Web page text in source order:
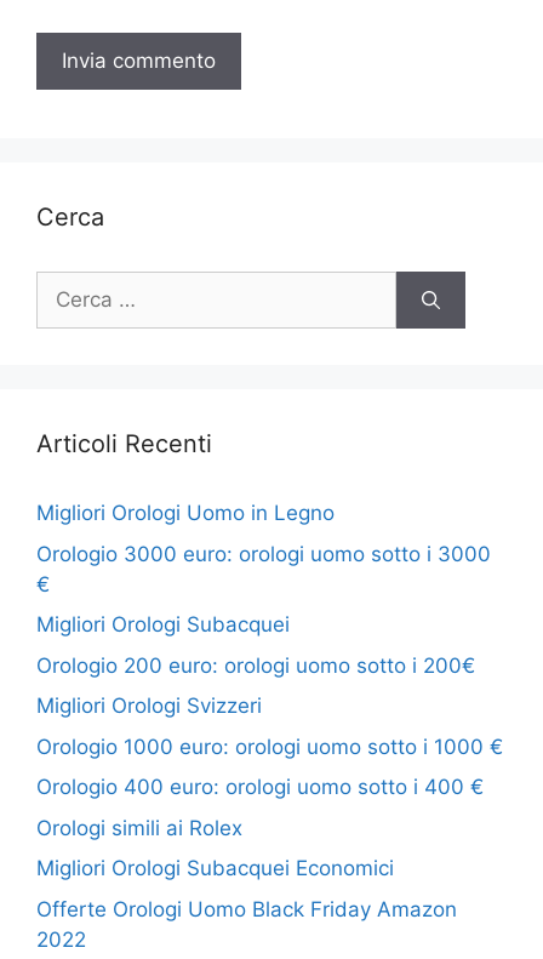
Cerca
Ricerca
Articoli Recenti
Migliori Orologi Uomo in Legno
Orologio 3000 euro: orologi uomo sotto i 3000
€
Migliori Orologi Subacquei
Orologio 200 euro: orologi uomo sotto i 200€
Migliori Orologi Svizzeri
Orologio 1000 euro: orologi uomo sotto i 1000 €
Orologio 400 euro: orologi uomo sotto i 400 €
Orologi simili ai Rolex
Migliori Orologi Subacquei Economici
Offerte Orologi Uomo Black Friday Amazon
2022